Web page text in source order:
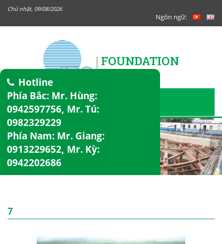
Chủ nhật, 09/08/2026
Ngôn ngữ:
Hotline
Phía Bắc: Mr. Hùng:
0942597756, Mr. Tú:
0982329229
Phía Nam: Mr. Giang:
0913229652, Mr. Kỳ:
0942202686
7